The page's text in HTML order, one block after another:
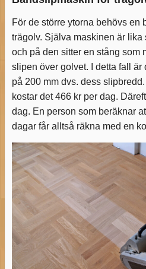
För de större ytorna behövs en
trägolv. Själva maskinen är lika
och på den sitter en stång som
slipen över golvet. I detta fall är
på 200 mm dvs. dess
kostar det 466 kr per dag.
dag. En person som beräknar
dagar får alltså räkna med en